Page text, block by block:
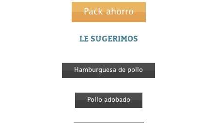
Pack ahorro
LE SUGERIMOS
Hamburguesa de pollo
Pollo adobado